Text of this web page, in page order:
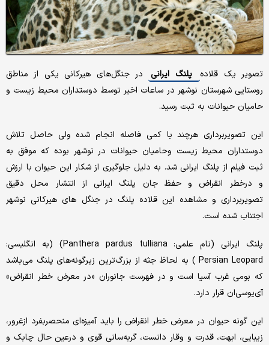
تصویر یک قلاده پلنگ ایرانی
در جنگل‌های هیرکانی یکی از مناطق
روستایی شهرستان نوشهر در ساعات اخیر توسط دوستداران محیط زیست و
حامیان حیوانات به‌ ثبت رسید.
این تصویربرداری هرچند با کمی فاصله انجام شده ولی حاصل تلاش
دوستداران محیط زیست وحامیان حیوانات در نوشهر بوده که موفق به
ثبت فیلم از پلنگ ایرانی شد. به دلیل جلوگیری از شکار این حیوان با ارزش
و درخطر انقراض و حفظ جان پلنگ ایرانی از انتشار محل دقیق
تصویربرداری و مشاهده این قلاده پلنگ در جنگل های هیرکانی نوشهر
اجتناب شده است.
پلنگ ایرانی (نام علمی: Panthera pardus tulliana) (به انگلیسی:
Persian Leopard ) به لحاظ جثه از بزرگ‌ترین زیرگونه‌های پلنگ می‌باشد
که بومی غرب آسیا است و در فهرست جانوران «در معرض خطر انقراض»
آی‌یوسی‌ان قرار دارد.
این گونه حیوان در معرض خطر انقراض را باید آمیزه‌ای منحصربفرد ازغرور،
زیبایی، ابهت، قدرت و وقار دانست، گربه‌سانی قوی و درعین حال چابک و